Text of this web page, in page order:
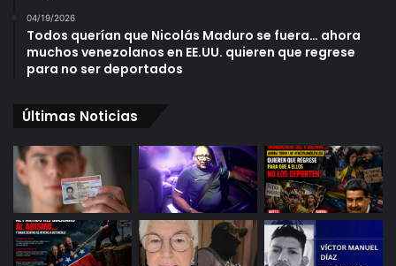
04/19/2026
Todos querían que Nicolás Maduro se fuera… ahora
muchos venezolanos en EE.UU. quieren que regrese
para no ser deportados
Últimas Noticias